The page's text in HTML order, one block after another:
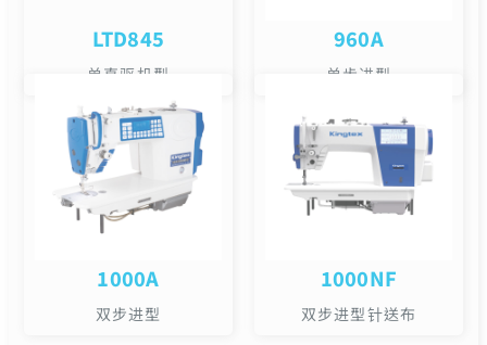
LTD845
单直驱机型
960A
单步进型
1000A
双步进型
1000NF
双步进型针送布